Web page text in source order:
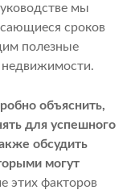
мы
сроков
полезные
недвижимости.
объяснить,
для успешного
обсудить
могут
этих факторов